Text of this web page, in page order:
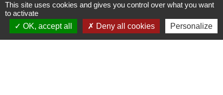
This site uses cookies and gives you control over what you want
to activate
OK, accept all
Deny all cookies Personalize